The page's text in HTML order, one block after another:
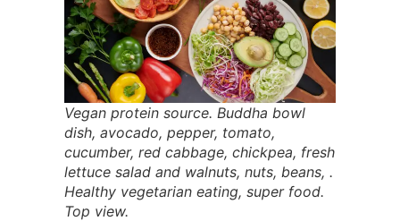
Vegan protein source. Buddha bowl
dish, avocado, pepper, tomato,
cucumber, red cabbage, chickpea, fresh
lettuce salad and walnuts, nuts, beans, .
Healthy vegetarian eating, super food.
Top view.